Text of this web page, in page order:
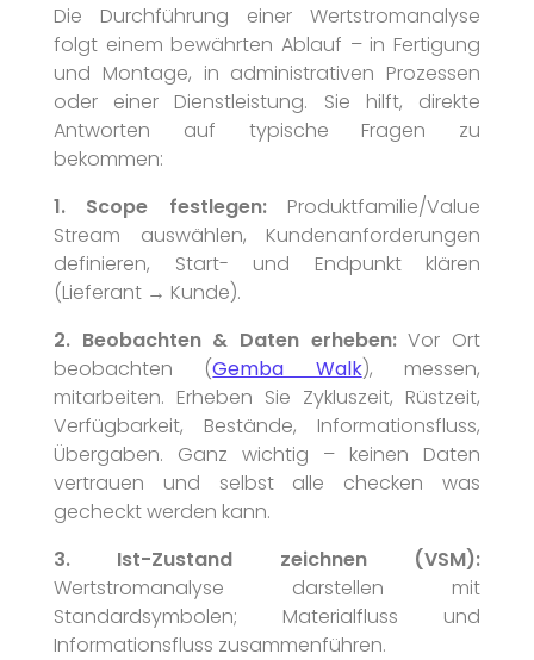
Die Durchführung einer Wertstromanalyse
folgt einem bewährten Ablauf – in Fertigung
und Montage, in administrativen Prozessen
oder einer Dienstleistung. Sie hilft, direkte
Antworten auf typische Fragen zu
bekommen:
1. Scope festlegen:Produktfamilie/Value
Stream auswählen, Kundenanforderungen
definieren, Start- und Endpunkt klären
(Lieferant → Kunde).
2. Beobachten & Daten erheben:Vor Ort
beobachten (Gemba Walk), messen,
mitarbeiten. Erheben Sie Zykluszeit, Rüstzeit,
Verfügbarkeit, Bestände, Informationsfluss,
Übergaben. Ganz wichtig – keinen Daten
vertrauen und selbst alle checken was
gecheckt werden kann.
3. Ist-Zustand zeichnen (VSM):
Wertstromanalyse darstellen mit
Standardsymbolen; Materialfluss und
Informationsfluss zusammenführen.